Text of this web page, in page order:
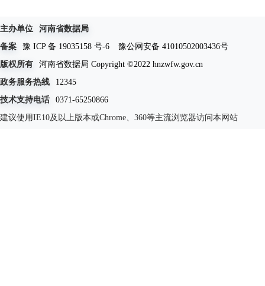
主办单位
河南省数据局
备案
豫 ICP 备 19035158 号-6
豫公网安备 41010502003436号
版权所有
河南省数据局 Copyright ©2022 hnzwfw.gov.cn
政务服务热线
12345
技术支持电话
0371-65250866
建议使用IE10及以上版本或Chrome、360等主流浏览器访问本网站